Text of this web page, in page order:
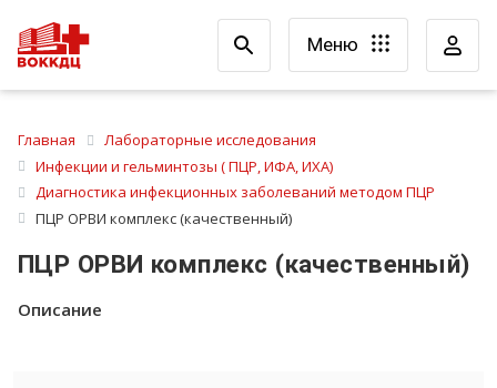
Меню
Главная
Лабораторные исследования
Инфекции и гельминтозы ( ПЦР, ИФА, ИХА)
Диагностика инфекционных заболеваний методом ПЦР
ПЦР ОРВИ комплекс (качественный)
ПЦР ОРВИ комплекс (качественный)
Описание